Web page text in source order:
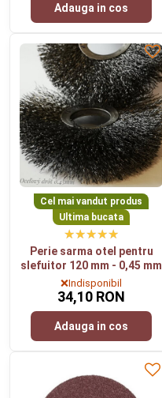
Adauga in cos
Cel mai vandut produs
Ultima bucata
Perie sarma otel pentru
slefuitor 120 mm - 0,45 mm
❌Indisponibil
34,10 RON
Adauga in cos